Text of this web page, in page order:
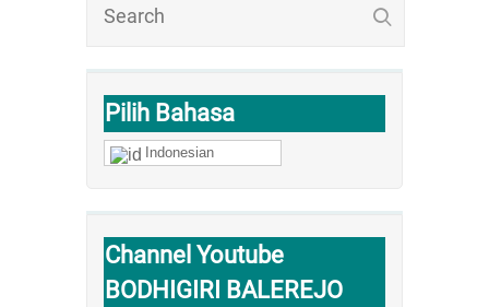
Pilih Bahasa
Indonesian
Channel Youtube
BODHIGIRI BALEREJO